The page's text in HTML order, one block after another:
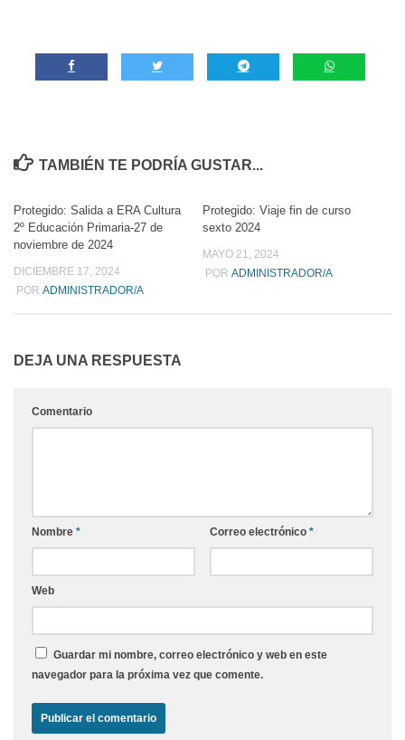
TAMBIÉN TE PODRÍA GUSTAR...
Protegido: Salida a ERA Cultura
2º Educación Primaria-27 de
noviembre de 2024
DICIEMBRE 17, 2024
POR ADMINISTRADOR/A
Protegido: Viaje fin de curso
sexto 2024
MAYO 21, 2024
POR ADMINISTRADOR/A
DEJA UNA RESPUESTA
Comentario
Nombre * Correo electrónico *
Web
Guardar mi nombre, correo electrónico y web en este
navegador para la próxima vez que comente.